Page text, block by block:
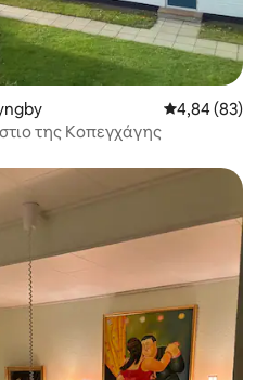
Μέση
4,84 (83)
της Κοπεγχάγης